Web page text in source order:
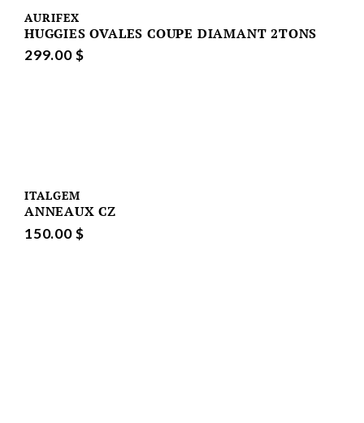
AURIFEX
HUGGIES OVALES COUPE DIAMANT 2TONS
299.00 $
ITALGEM
ANNEAUX CZ
150.00 $